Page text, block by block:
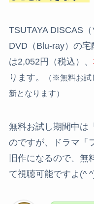
TSUTAYA DISCAS
DVD（Blu-ray）の
は2,052円（税込）、
ります。
（※無料お
新となります）
無料お試し期間中は
のですが、ドラマ「
旧作になるので、無
て視聴可能ですよ(^